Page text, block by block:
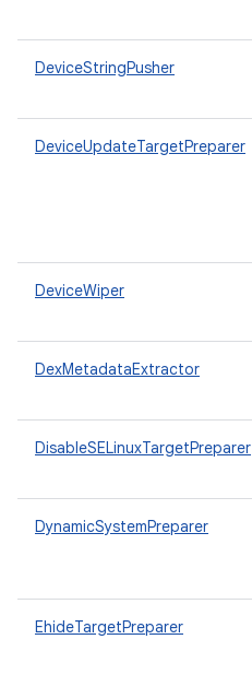
DeviceStringPusher
DeviceUpdateTargetPreparer
DeviceWiper
DexMetadataExtractor
DisableSELinuxTargetPreparer
DynamicSystemPreparer
EhideTargetPreparer